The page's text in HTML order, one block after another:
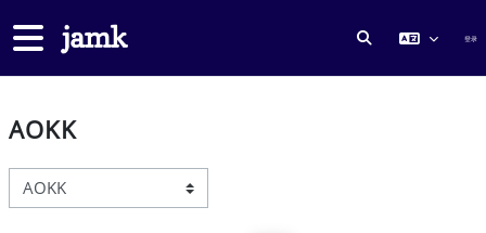
停靠面板
切换搜索输入 登录
AOKK
课程类别